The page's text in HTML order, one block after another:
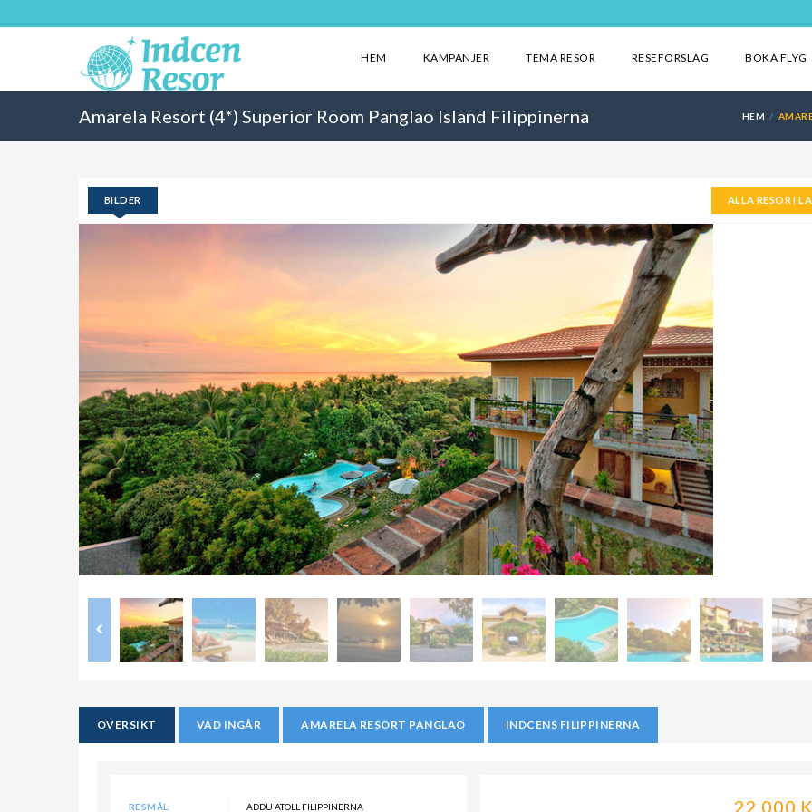
HEM KAMPANJER TEMA RESOR RESEFÖRSLAG BOKA FLYG
Amarela Resort (4*) Superior Room Panglao Island Filippinerna HEM
BILDER ALLA RESOR I
ÖVERSIKT VAD INGÅR AMARELA RESORT PANGLAO INDCENS FILIPPINERNA
RESMÅL: ADDU ATOLL FILIPPINERNA 22.000